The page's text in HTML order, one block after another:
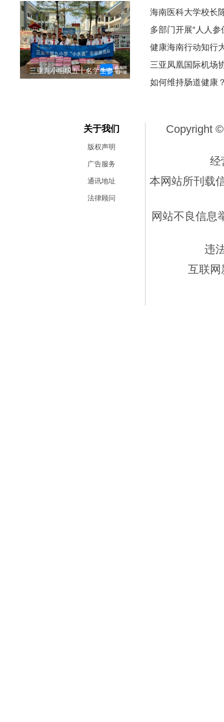
三亚九小组织五十名学生参与
海南医科大学校长
多部门开展“人人参
健康海南行动知行
三亚凤凰国际机场
如何维持肠道健康
关于我们
版权声明
广告服务
通讯地址
法律顾问
Copyright
经
本网站所刊载
网站不良信息
违
互联网